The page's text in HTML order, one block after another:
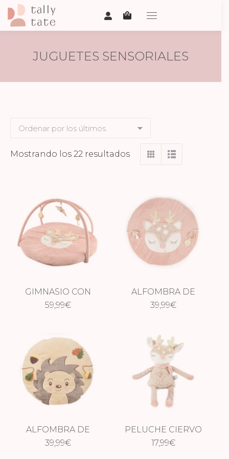
JUGUETES SENSORIALES
Mostrando los 22 resultadosOrdenado
últimos
GIMNASIO CON
ARCO CIERVO
59,99€
ALFOMBRA DE
JUEGOS CIERVO
39,99€
ALFOMBRA DE
JUEGOS ERIZO
39,99€
PELUCHE CIERVO
ELLA
17,99€